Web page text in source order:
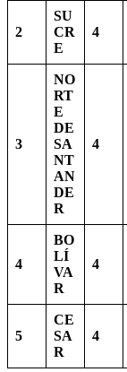
2
SU
CR
E
4
3
NO
RT
E
DE
SA
NT
AN
DE
R
4
4
BO
LÍ
VA
R
4
5
CE
SA
R
4